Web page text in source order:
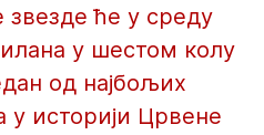
ће у среду
у шестом колу
од најбољих
у историји Црвене